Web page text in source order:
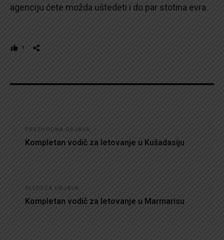
agenciju ćete možda uštedeti i do par stotina evra.
1
članka
PRETHODNA OBJAVA
Kompletan vodič za letovanje u Kušadasiju
SLEDEĆA OBJAVA
Kompletan vodič za letovanje u Marmarisu